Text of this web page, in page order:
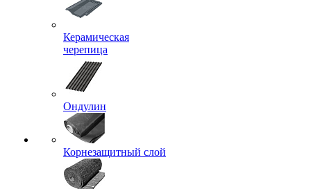
Керамическая
черепица
Ондулин
Корнезащитный слой